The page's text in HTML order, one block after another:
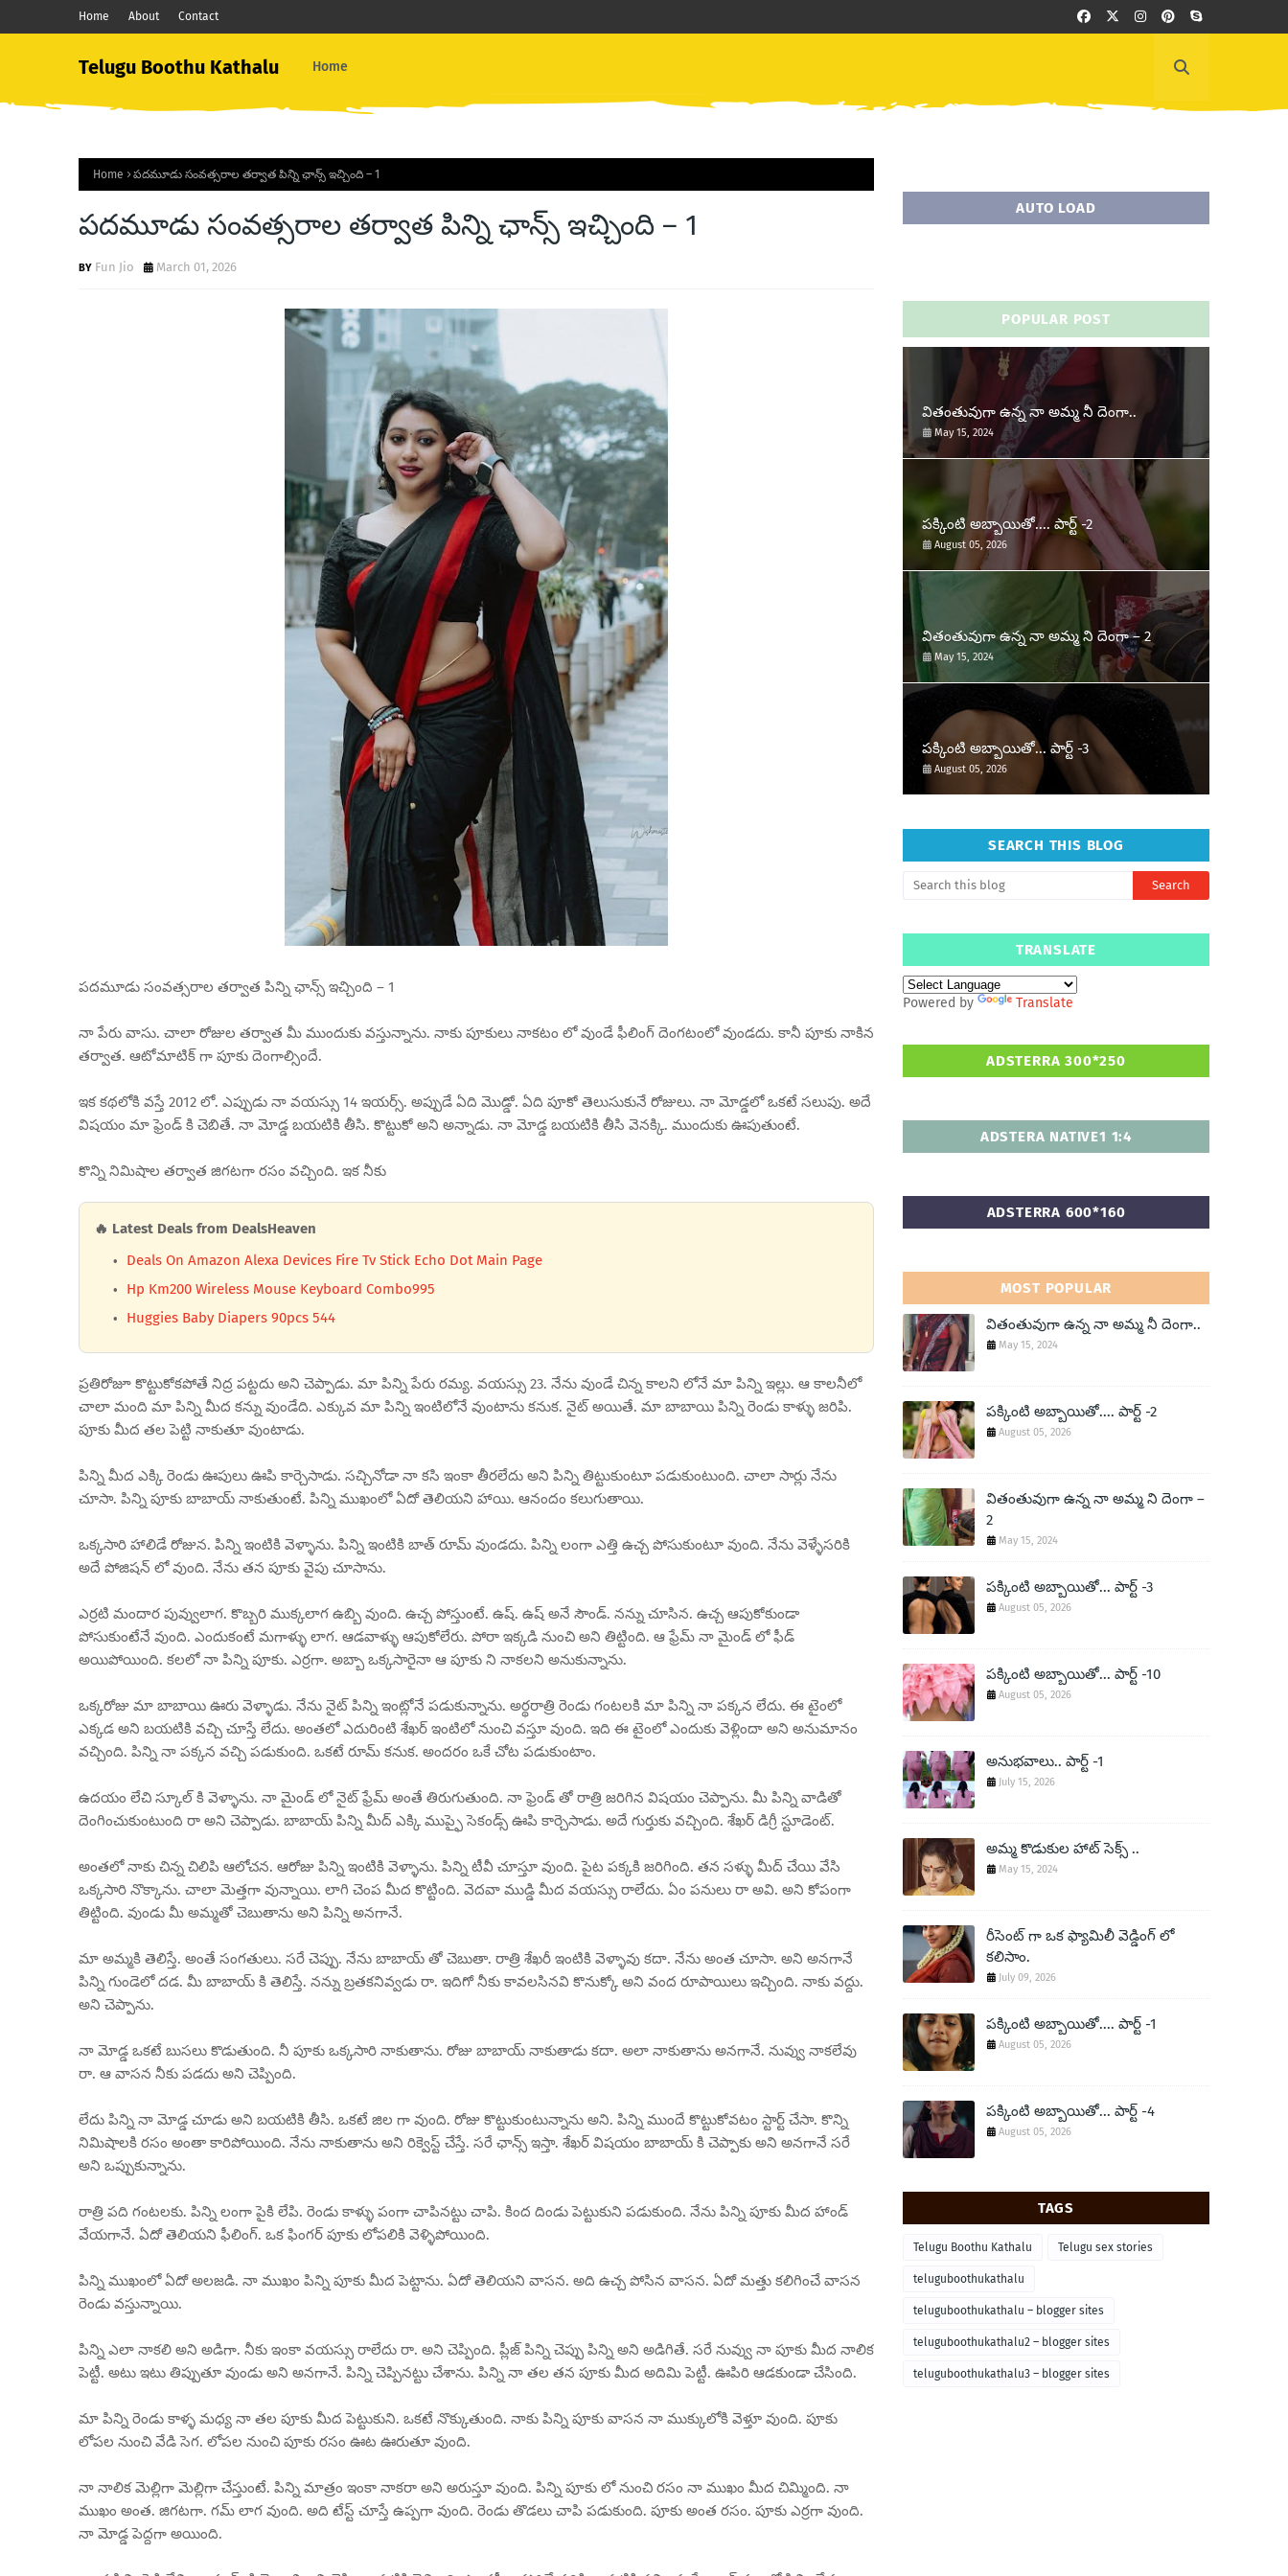
Home About Contact
Telugu Boothu Kathalu Home
Home పదమూడు సంవత్సరాల తర్వాత పిన్ని ఛాన్స్ ఇచ్చింది – 1
పదమూడు సంవత్సరాల తర్వాత పిన్ని ఛాన్స్ ఇచ్చింది – 1
Fun Jio March 01, 2026
పదమూడు సంవత్సరాల తర్వాత పిన్ని ఛాన్స్ ఇచ్చింది – 1
నా పేరు వాసు. చాలా రోజుల తర్వాత మీ ముందుకు వస్తున్నాను. నాకు పూకులు నాకటం లో వుండే ఫీలింగ్ దెంగటంలో వుండదు. కానీ పూకు నాకిన
తర్వాత. ఆటోమాటిక్ గా పూకు దెంగాల్సిందే.
ఇక కథలోకి వస్తే 2012 లో. ఎప్పుడు నా వయస్సు 14 ఇయర్స్. అప్పుడే ఏది మొడ్డో. ఏది పూకో తెలుసుకునే రోజులు. నా మోడ్డలో ఒకటే సలుపు. అదే
విషయం మా ఫ్రెండ్ కి చెబితే. నా మోడ్డ బయటికి తీసి. కొట్టుకో అని అన్నాడు. నా మోడ్డ బయటికి తీసి వెనక్కి. ముందుకు ఊపుతుంటే.
కొన్ని నిమిషాల తర్వాత జిగటగా రసం వచ్చింది. ఇక నీకు
🔥 Latest Deals from DealsHeaven
Deals On Amazon Alexa Devices Fire Tv Stick Echo Dot Main Page
Hp Km200 Wireless Mouse Keyboard Combo995
Huggies Baby Diapers 90pcs 544
ప్రతిరోజూ కొట్టుకోకపోతే నిద్ర పట్టదు అని చెప్పాడు. మా పిన్ని పేరు రమ్య. వయస్సు 23. నేను వుండే చిన్న కాలని లోనే మా పిన్ని ఇల్లు. ఆ కాలనీలో
చాలా మంది మా పిన్ని మీద కన్ను వుండేది. ఎక్కువ మా పిన్ని ఇంటిలోనే వుంటాను కనుక. నైట్ అయితే. మా బాబాయి పిన్ని రెండు కాళ్ళు జరిపి.
పూకు మీద తల పెట్టి నాకుతూ వుంటాడు.
పిన్ని మీద ఎక్కి రెండు ఊపులు ఊపి కార్చెసాడు. సచ్చినోడా నా కసి ఇంకా తీరలేదు అని పిన్ని తిట్టుకుంటూ పడుకుంటుంది. చాలా సార్లు నేను
చూసా. పిన్ని పూకు బాబాయ్ నాకుతుంటే. పిన్ని ముఖంలో ఏదో తెలియని హాయి. ఆనందం కలుగుతాయి.
ఒక్కసారి హాలిడే రోజున. పిన్ని ఇంటికి వెళ్ళాను. పిన్ని ఇంటికి బాత్ రూమ్ వుండదు. పిన్ని లంగా ఎత్తి ఉచ్చ పోసుకుంటూ వుంది. నేను వెళ్ళేసరికి
అదే పోజిషన్ లో వుంది. నేను తన పూకు వైపు చూసాను.
ఎర్రటి మందార పువ్వులాగ. కొబ్బరి ముక్కలాగ ఉబ్బి వుంది. ఉచ్చ పోస్తుంటే. ఉష్. ఉష్ అనే సౌండ్. నన్ను చూసిన. ఉచ్చ ఆపుకోకుండా
పోసుకుంటేనే వుంది. ఎందుకంటే మగాళ్ళు లాగ. ఆడవాళ్ళు ఆపుకోలేరు. పోరా ఇక్కడి నుంచి అని తిట్టింది. ఆ ఫ్రేమ్ నా మైండ్ లో ఫీడ్
అయిపోయింది. కలలో నా పిన్ని పూకు. ఎర్రగా. అబ్బా ఒక్కసారైనా ఆ పూకు ని నాకలని అనుకున్నాను.
ఒక్కరోజు మా బాబాయి ఊరు వెళ్ళాడు. నేను నైట్ పిన్ని ఇంట్లోనే పడుకున్నాను. అర్థరాత్రి రెండు గంటలకి మా పిన్ని నా పక్కన లేదు. ఈ టైంలో
ఎక్కడ అని బయటికి వచ్చి చూస్తే లేదు. అంతలో ఎదురింటి శేఖర్ ఇంటిలో నుంచి వస్తూ వుంది. ఇది ఈ టైంలో ఎందుకు వెళ్లిందా అని అనుమానం
వచ్చింది. పిన్ని నా పక్కన వచ్చి పడుకుంది. ఒకటే రూమ్ కనుక. అందరం ఒకే చోట పడుకుంటాం.
ఉదయం లేచి స్కూల్ కి వెళ్ళాను. నా మైండ్ లో నైట్ ఫ్రేమ్ అంతే తిరుగుతుంది. నా ఫ్రెండ్ తో రాత్రి జరిగిన విషయం చెప్పాను. మీ పిన్ని వాడితో
దెంగించుకుంటుంది రా అని చెప్పాడు. బాబాయ్ పిన్ని మీద్ ఎక్కి ముప్ఫై సెకండ్స్ ఊపి కార్చెసాడు. అదే గుర్తుకు వచ్చింది. శేఖర్ డిగ్రీ స్టూడెంట్.
అంతలో నాకు చిన్న చిలిపి ఆలోచన. ఆరోజు పిన్ని ఇంటికి వెళ్ళాను. పిన్ని టీవీ చూస్తూ వుంది. పైట పక్కకి జరిగింది. తన సళ్ళు మీద్ చేయి వేసి
ఒక్కసారి నొక్కాను. చాలా మెత్తగా వున్నాయి. లాగి చెంప మీద కొట్టింది. వెదవా ముడ్డి మీద వయస్సు రాలేదు. ఏం పనులు రా అవి. అని కోపంగా
తిట్టింది. వుండు మీ అమ్మతో చెబుతాను అని పిన్ని అనగానే.
మా అమ్మకి తెలిస్తే. అంతే సంగతులు. సరే చెప్పు. నేను బాబాయ్ తో చెబుతా. రాత్రి శేఖరీ ఇంటికి వెళ్ళావు కదా. నేను అంత చూసా. అని అనగానే
పిన్ని గుండెలో దడ. మీ బాబాయ్ కి తెలిస్తే. నన్ను బ్రతకనివ్వడు రా. ఇదిగో నీకు కావలసినవి కొనుక్కో అని వంద రూపాయిలు ఇచ్చింది. నాకు వద్దు.
అని చెప్పాను.
నా మోడ్డ ఒకటే బుసలు కొడుతుంది. నీ పూకు ఒక్కసారి నాకుతాను. రోజు బాబాయ్ నాకుతాడు కదా. అలా నాకుతాను అనగానే. నువ్వు నాకలేవు
రా. ఆ వాసన నీకు పడదు అని చెప్పింది.
లేదు పిన్ని నా మోడ్డ చూడు అని బయటికి తీసి. ఒకటే జిల గా వుంది. రోజు కొట్టుకుంటున్నాను అని. పిన్ని ముందే కొట్టుకోవటం స్టార్ట్ చేసా. కొన్ని
నిమిషాలకి రసం అంతా కారిపోయింది. నేను నాకుతాను అని రిక్వెస్ట్ చేస్తే. సరే ఛాన్స్ ఇస్తా. శేఖర్ విషయం బాబాయ్ కి చెప్పాకు అని అనగానే సరే
అని ఒప్పుకున్నాను.
రాత్రి పది గంటలకు. పిన్ని లంగా పైకి లేపి. రెండు కాళ్ళు పంగా చాపినట్టు చాపి. కింద దిండు పెట్టుకుని పడుకుంది. నేను పిన్ని పూకు మీద హాండ్
వేయగానే. ఏదో తెలియని ఫీలింగ్. ఒక ఫింగర్ పూకు లోపలికి వెళ్ళిపోయింది.
పిన్ని ముఖంలో ఏదో అలజడి. నా ముఖం పిన్ని పూకు మీద పెట్టాను. ఏదో తెలియని వాసన. అది ఉచ్చ పోసిన వాసన. ఏదో మత్తు కలిగించే వాసన
రెండు వస్తున్నాయి.
పిన్ని ఎలా నాకలి అని అడిగా. నీకు ఇంకా వయస్సు రాలేదు రా. అని చెప్పింది. ప్లీజ్ పిన్ని చెప్పు పిన్ని అని అడిగితే. సరే నువ్వు నా పూకు మీద నాలిక
పెట్టీ. అటు ఇటు తిప్పుతూ వుండు అని అనగానే. పిన్ని చెప్పినట్టు చేశాను. పిన్ని నా తల తన పూకు మీద అదిమి పెట్టీ. ఊపిరి ఆడకుండా చేసింది.
మా పిన్ని రెండు కాళ్ళ మధ్య నా తల పూకు మీద పెట్టుకుని. ఒకటే నొక్కుతుంది. నాకు పిన్ని పూకు వాసన నా ముక్కులోకి వెళ్తూ వుంది. పూకు
లోపల నుంచి వేడి సెగ. లోపల నుంచి పూకు రసం ఊట ఊరుతూ వుంది.
నా నాలిక మెల్లిగా మెల్లిగా చేస్తుంటే. పిన్ని మాత్రం ఇంకా నాకరా అని అరుస్తూ వుంది. పిన్ని పూకు లో నుంచి రసం నా ముఖం మీద చిమ్మింది. నా
ముఖం అంత. జిగటగా. గమ్ లాగ వుంది. అది టేస్ట్ చూస్తే ఉప్పగా వుంది. రెండు తొడలు చాపి పడుకుంది. పూకు అంత రసం. పూకు ఎర్రగా వుంది.
నా మోడ్డ పెద్దగా అయింది.
AUTO LOAD
POPULAR POST
వితంతువుగా ఉన్న నా అమ్మ నీ దెంగా..
May 15, 2024
పక్కింటి అబ్బాయితో.... పార్ట్ -2
August 05, 2026
వితంతువుగా ఉన్న నా అమ్మ ని దెంగా – 2
May 15, 2024
పక్కింటి అబ్బాయితో... పార్ట్ -3
August 05, 2026
SEARCH THIS BLOG
TRANSLATE
Powered by Translate
ADSTERRA 300*250
ADSTERA NATIVE1 1:4
ADSTERRA 600*160
MOST POPULAR
వితంతువుగా ఉన్న నా అమ్మ నీ దెంగా..
May 15, 2024
పక్కింటి అబ్బాయితో.... పార్ట్ -2
August 05, 2026
వితంతువుగా ఉన్న నా అమ్మ ని దెంగా –
2
May 15, 2024
పక్కింటి అబ్బాయితో... పార్ట్ -3
August 05, 2026
పక్కింటి అబ్బాయితో... పార్ట్ -10
August 05, 2026
అనుభవాలు.. పార్ట్ -1
July 15, 2026
అమ్మ కొడుకుల హాట్ సెక్స్ ..
May 15, 2024
రీసెంట్ గా ఒక ఫ్యామిలీ వెడ్డింగ్ లో
కలిసాం.
July 09, 2026
పక్కింటి అబ్బాయితో.... పార్ట్ -1
August 05, 2026
పక్కింటి అబ్బాయితో... పార్ట్ -4
August 05, 2026
TAGS
Telugu Boothu Kathalu Telugu sex stories
teluguboothukathalu
teluguboothukathalu – blogger sites
teluguboothukathalu2 – blogger sites
teluguboothukathalu3 – blogger sites